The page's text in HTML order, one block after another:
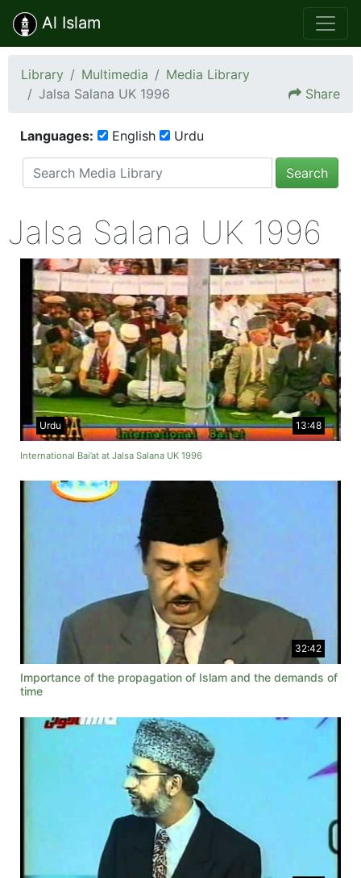
Al Islam
Library Multimedia
Media Library
Jalsa Salana UK 1996
Share
Languages: English Urdu
Search
Jalsa Salana UK 1996
13:48
Urdu
International Bai’at at Jalsa Salana UK 1996
32:42
Importance of the propagation of Islam and the demands of
time